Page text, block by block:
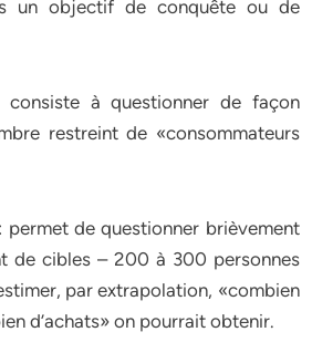
un objectif de conquête ou de
consiste à questionner de façon
restreint de «consommateurs
permet de questionner brièvement
de cibles – 200 à 300 personnes
par extrapolation, «combien
d’achats» on pourrait obtenir.